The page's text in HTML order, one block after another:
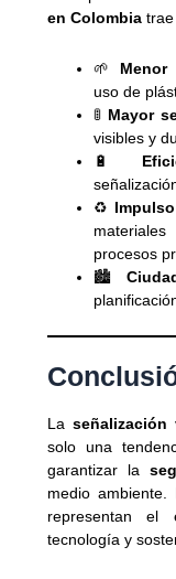
en Colombiatrae
🌱 Menor
uso de
🚦 Mayor
visibles y
🔋
♻️
procesos
🏙️
La
solo una
garantizar la
medio ambiente.
representan el
tecnología y